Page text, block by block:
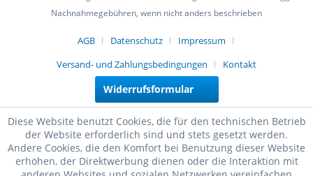
Nachnahmegebühren, wenn nicht anders beschrieben
AGB Datenschutz
Impressum
Versand- und Zahlungsbedingungen
Kontakt
Widerrufsformular
Diese Website benutzt Cookies, die für den technischen Betrieb
der Website erforderlich sind und stets gesetzt werden.
Andere Cookies, die den Komfort bei Benutzung dieser Website
erhöhen, der Direktwerbung dienen oder die Interaktion mit